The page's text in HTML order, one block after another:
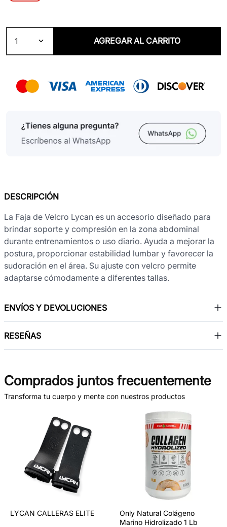
1 AGREGAR AL CARRITO
DESCRIPCIÓN
La Faja de Velcro Lycan es un accesorio diseñado para
brindar soporte y compresión en la zona abdominal
durante entrenamientos o uso diario. Ayuda a mejorar la
postura, proporcionar estabilidad lumbar y favorecer la
sudoración en el área. Su ajuste con velcro permite
adaptarse cómodamente a diferentes tallas.
ENVÍOS Y DEVOLUCIONES
RESEÑAS
Comprados juntos frecuentemente
Transforma tu cuerpo y mente con nuestros productos
LYCAN CALLERAS ELITE
Only Natural Colágeno
Marino Hidrolizado 1 Lb